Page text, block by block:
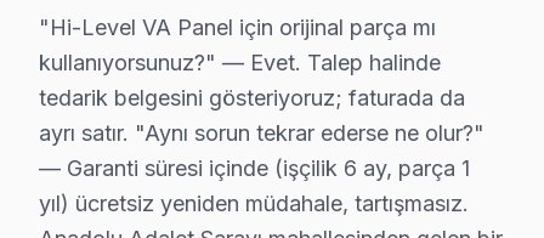
Hi-Level TV'lerde Sık Görülen Arızalar
Hi-Level televizyonlar kaliteli yapısıyla öne çıksa da
Hi-Level LED televizyon ve VA Panel modellerde en
Panel arızası da Hi-Level kullanıcılarının sıkça
Güç kartı: Hi-Level'ın LED TV mimarisi, bu tür
Son olarak LED bar: Kartal bölgesinde buna benzer
"Hi-Level VA Panel için orijinal parça mı
kullanıyorsunuz?" — Evet. Talep halinde
tedarik belgesini gösteriyoruz; faturada da
ayrı satır. "Aynı sorun tekrar ederse ne olur?"
— Garanti süresi içinde (işçilik 6 ay, parça 1
yıl) ücretsiz yeniden müdahale, tartışmasız.